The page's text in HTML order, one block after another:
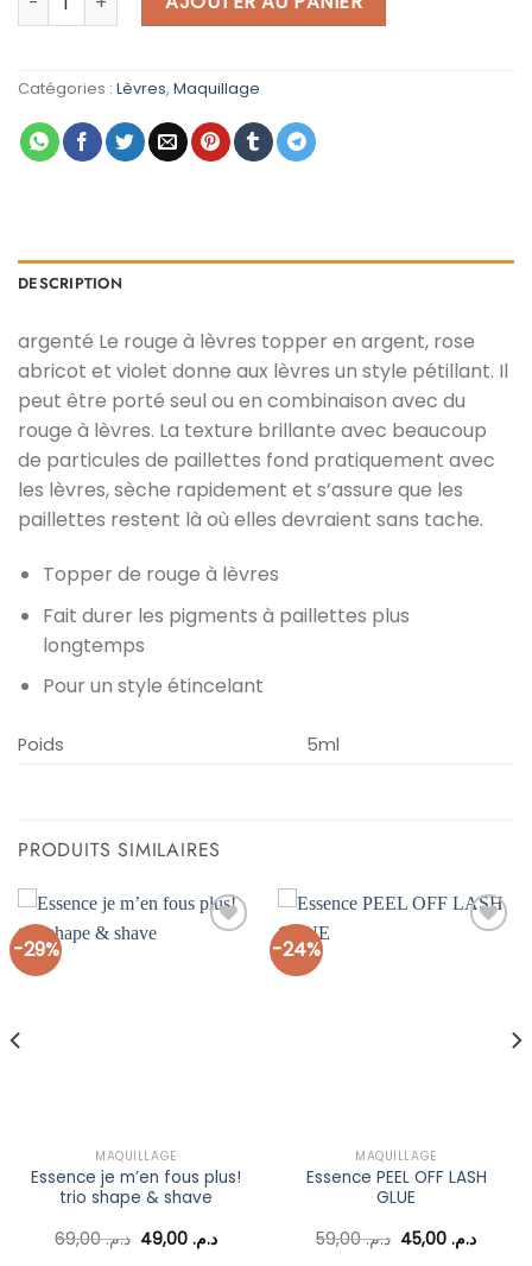
د.م. 69,00.
Catégories : Lèvres, Maquillage
DESCRIPTION
argenté Le rouge à lèvres topper en argent, rose
abricot et violet donne aux lèvres un style pétillant. Il
peut être porté seul ou en combinaison avec du
rouge à lèvres. La texture brillante avec beaucoup
de particules de paillettes fond pratiquement avec
les lèvres, sèche rapidement et s’assure que les
paillettes restent là où elles devraient sans tache.
Topper de rouge à lèvres
Fait durer les pigments à paillettes plus
longtemps
Pour un style étincelant
Poids 5ml
PRODUITS SIMILAIRES
-29%
MAQUILLAGE
Essence je m’en fous plus!
trio shape & shave
د.م.69,00 Le
prix
د.م.49,00 Le
-24%
MAQUILLAGE
Essence PEEL OFF LASH
GLUE
د.م.59,00 Le
prix
د.م.45,00 Le